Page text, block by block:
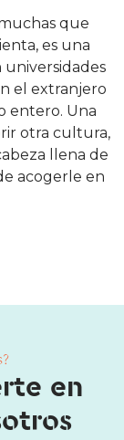
que
es una
el extranjero
entero. Una
otra cultura,
llena de
acogerle en
en